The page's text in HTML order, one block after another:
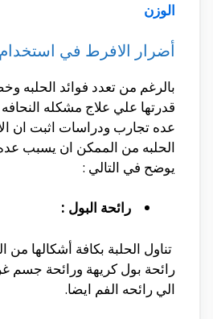
الوزن
أضرار الافرط في استخدام
بالرغم من تعدد فوائد الحلبه
قدرتها علي علاج مشكله النحافه
عده تجارب ودراسات اثبت ان
الحلبه من الممكن ان يسبب
يوضح في التالي :
رائحة البول :
تناول الحلبة بكافة أشكالها
رائحة بول كريهة ورائحة جسم
الي رائحه الفم ايضا.